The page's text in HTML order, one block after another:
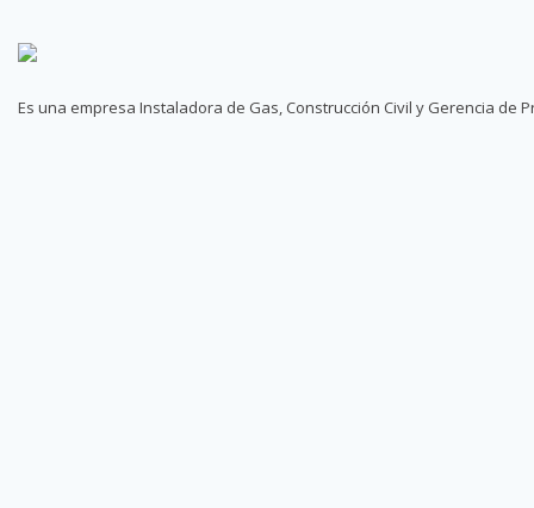
Es una empresa Instaladora de Gas, Construcción Civil y Gerencia de